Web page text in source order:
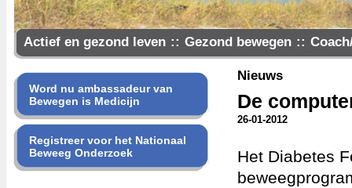
Actief en gezond leven :: Gezond bewegen ::
Samen gezonder
Word nu ambassadeur van
Bewegen is Medicijn
Registreer voor het Nationaal
Beweeg Onderzoek
Nieuws
De
26-01-2012
Het Diabetes